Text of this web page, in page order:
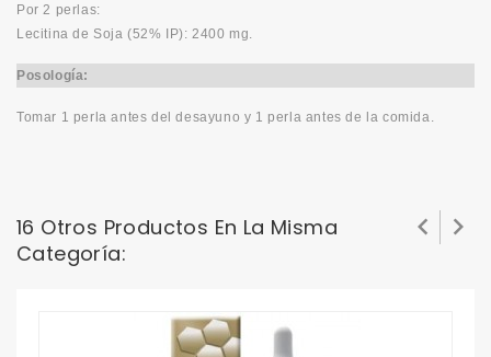
Por 2 perlas:
Lecitina de Soja (52% IP): 2400 mg.
Posología:
Tomar 1 perla antes del desayuno y 1 perla antes de la comida.
16 Otros Productos En La Misma
Categoría:
 